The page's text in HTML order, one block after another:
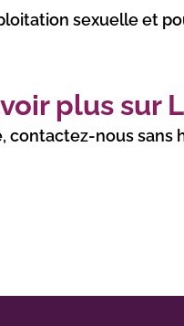
sexuelle et
plus sur
contactez-nous sans